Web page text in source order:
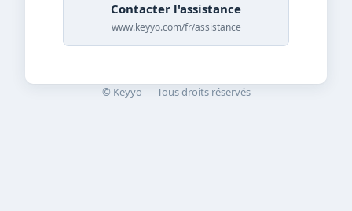
Contacter l'assistance
www.keyyo.com/fr/assistance
© Keyyo — Tous droits réservés